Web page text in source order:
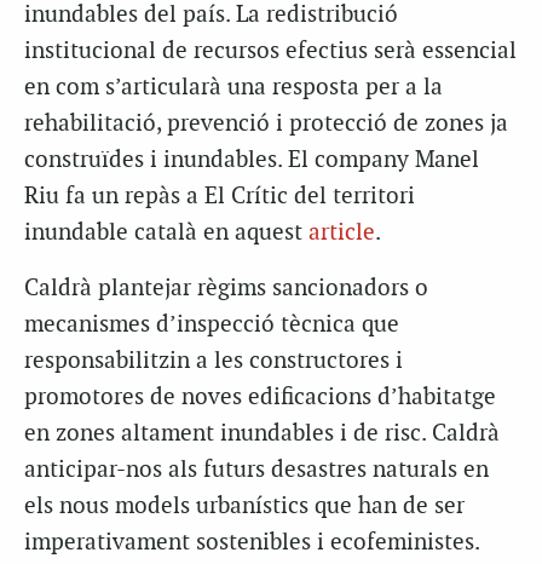
inundables del país. La redistribució
institucional de recursos efectius serà essencial
en com s’articularà una resposta per a la
rehabilitació, prevenció i protecció de zones ja
construïdes i inundables. El company Manel
Riu fa un repàs a El Crític del territori
inundable català en aquest article.
Caldrà plantejar règims sancionadors o
mecanismes d’inspecció tècnica que
responsabilitzin a les constructores i
promotores de noves edificacions d’habitatge
en zones altament inundables i de risc. Caldrà
anticipar-nos als futurs desastres naturals en
els nous models urbanístics que han de ser
imperativament sostenibles i ecofeministes.